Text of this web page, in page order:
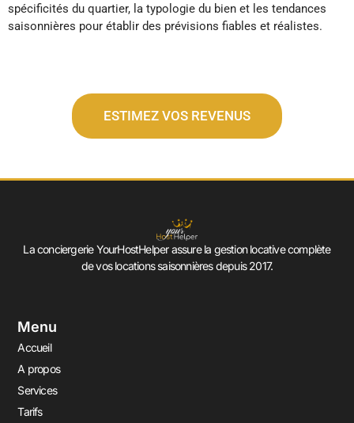
spécificités du quartier, la typologie du bien et les tendances
saisonnières pour établir des prévisions fiables et réalistes.
ESTIMEZ VOS REVENUS
La conciergerie YourHostHelper assure la gestion locative complète
de vos locations saisonnières depuis 2017.
Menu
Accueil
A propos
Services
Tarifs